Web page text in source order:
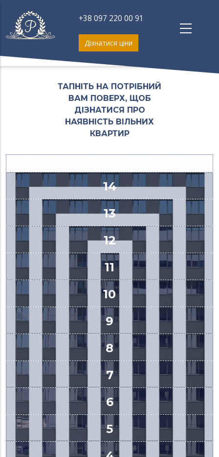
основного
вмісту
+38 097 220 00 91
Дізнатися ціни
ТАПНІТЬ НА ПОТРІБНИЙ
ВАМ ПОВЕРХ, ЩОБ
ДІЗНАТИСЯ ПРО
НАЯВНІСТЬ ВІЛЬНИХ
КВАРТИР